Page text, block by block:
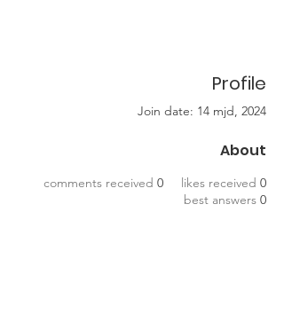
Profile
Join date: 14 mjd, 2024
About
0
likes received
0
comments received
0
best answers